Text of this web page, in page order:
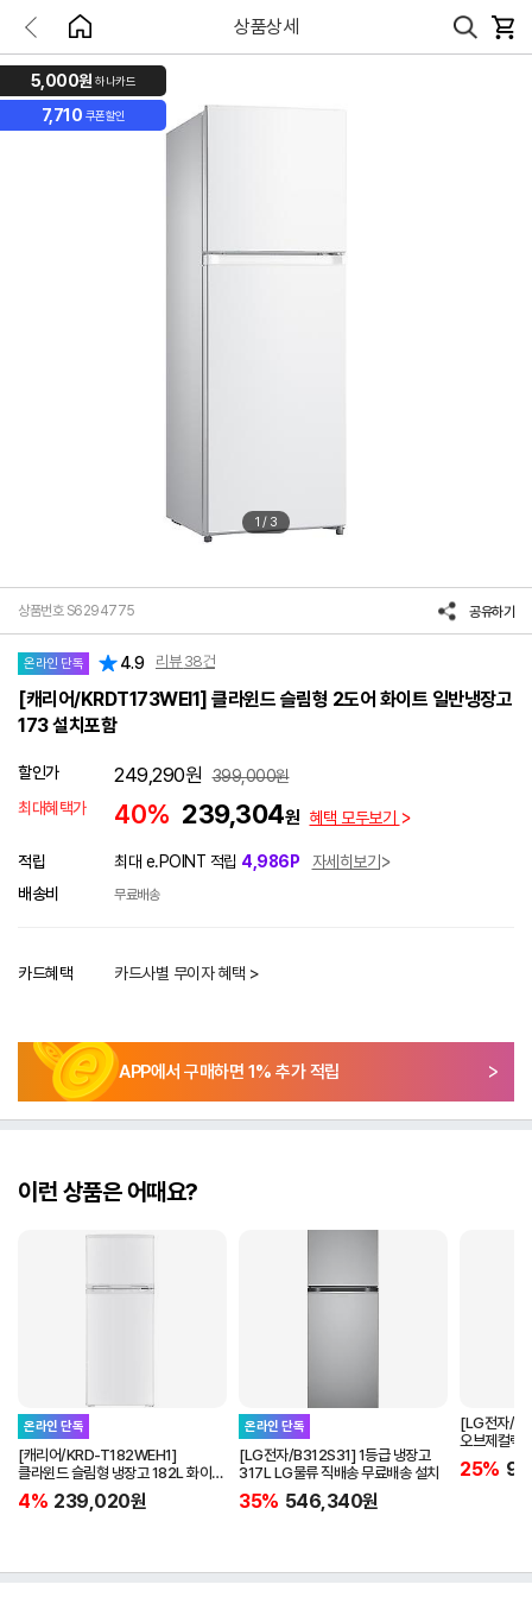
상품상세
5,000원 하나카드
7,710 쿠폰할인
1 / 3
상품번호 S6294775 공유하기
온라인 단독 4.9 리뷰 38건
[캐리어/KRDT173WEI1] 클라윈드 슬림형 2도어 화이트 일반냉장고
173 설치포함
할인가 249,290원 399,000원
최대혜택가
40% 239,304원 혜택 모두보기
적립 최대 e.POINT 적립 4,986P
자세히보기
배송비
무료배송
카드혜택 카드사별 무이자 혜택 >
APP에서 구매하면 1% 추가 적립
이런 상품은 어때요?
온라인 단독
[캐리어/KRD-T182WEH1]
클라윈드 슬림형 냉장고 182L 화이트
배송설치 포함
4% 239,020원
온라인 단독
[LG전자/B312S31] 1등급 냉장고
317L LG물류 직배송 무료배송 설치
35% 546,340원
[LG전자/
오브제컬렉
베이지 LG
25%